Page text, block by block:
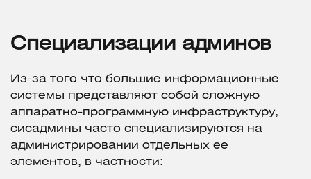
Специализации админов
Из-за того что большие информационные
системы представляют собой сложную
аппаратно-программную инфраструктуру,
сисадмины часто специализируются на
администрировании отдельных ее
элементов, в частности: